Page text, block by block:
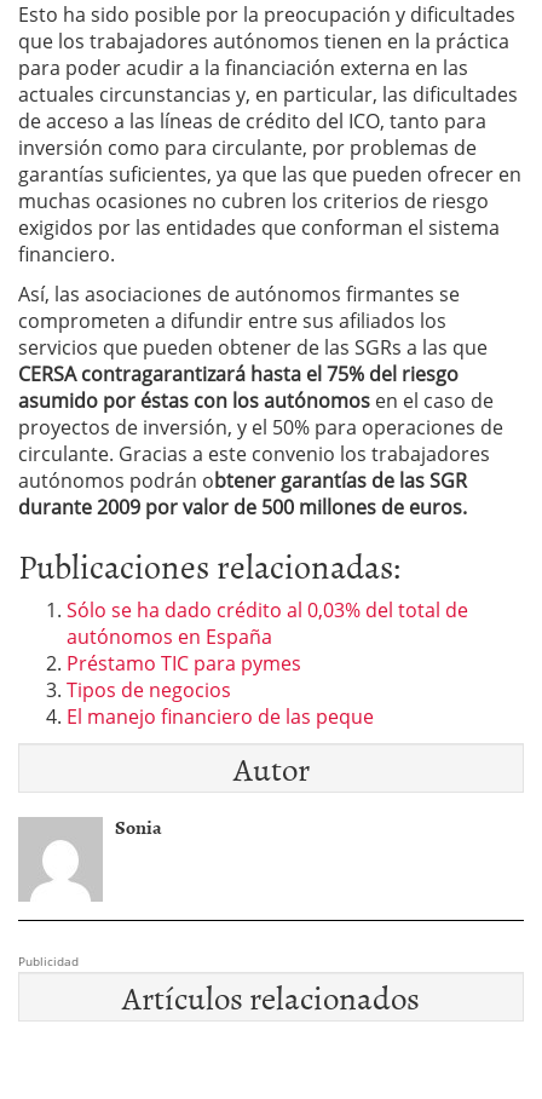
Esto ha sido posible por la preocupación y dificultades
que los trabajadores autónomos tienen en la práctica
para poder acudir a la financiación externa en las
actuales circunstancias y, en particular, las dificultades
de acceso a las líneas de crédito del ICO, tanto para
inversión como para circulante, por problemas de
garantías suficientes, ya que las que pueden ofrecer en
muchas ocasiones no cubren los criterios de riesgo
exigidos por las entidades que conforman el sistema
financiero.
Así, las asociaciones de autónomos firmantes se
comprometen a difundir entre sus afiliados los
servicios que pueden obtener de las SGRs a las que
CERSA contragarantizará hasta el 75% del riesgo
asumido por éstas con los autónomos en el caso de
proyectos de inversión, y el 50% para operaciones de
circulante. Gracias a este convenio los trabajadores
autónomos podrán obtener garantías de las SGR
durante 2009 por valor de 500 millones de euros.
Publicaciones relacionadas:
Sólo se ha dado crédito al 0,03% del total de
autónomos en España
Préstamo TIC para pymes
Tipos de negocios
El manejo financiero de las peque
Autor
Sonia
Publicidad
Artículos relacionados